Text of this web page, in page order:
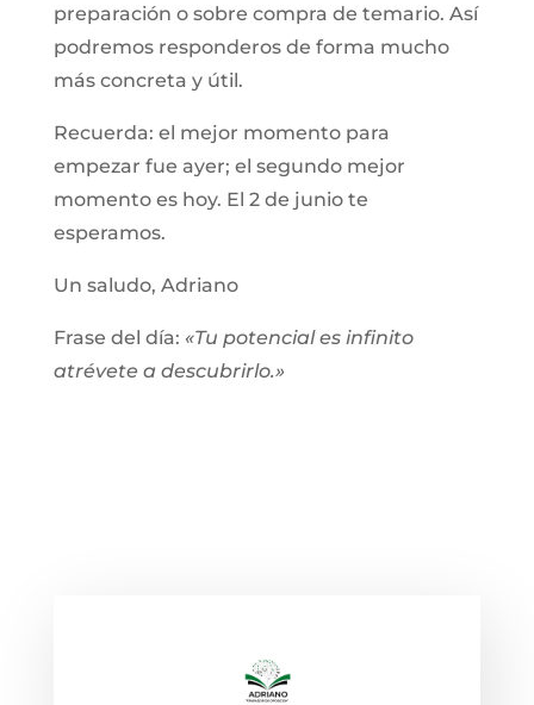
preparación o sobre compra de temario. Así
podremos responderos de forma mucho
más concreta y útil.
Recuerda: el mejor momento para
empezar fue ayer; el segundo mejor
momento es hoy. El 2 de junio te
esperamos.
Un saludo, Adriano
Frase del día: «Tu potencial es infinito
atrévete a descubrirlo.»